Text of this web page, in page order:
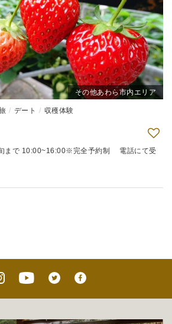
その他あわら市内エリア
デート 収穫体験
まで 10:00~16:00※完全予約制 電話にて受